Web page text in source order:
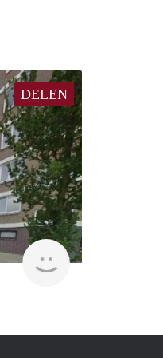
DELEN
finder